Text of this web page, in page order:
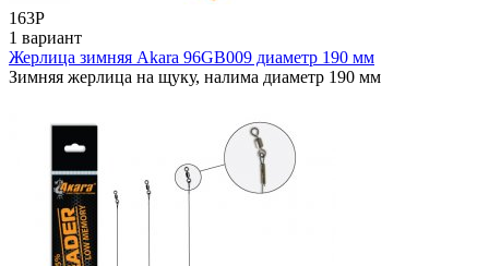
163Р
1 вариант
Жерлица зимняя Akara 96GB009 диаметр 190 мм
Зимняя жерлица на щуку, налима диаметр 190 мм